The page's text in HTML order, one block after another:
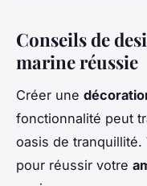
Conseils de
marine réussie
Créer une
fonctionnalité peut
oasis de tranquillité.
pour réussir votre